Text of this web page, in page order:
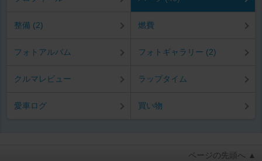
整備 (2) 燃費
フォトアルバム フォトギャラリー (2)
クルマレビュー ラップタイム
愛車ログ 買い物
ページの先頭へ ▲